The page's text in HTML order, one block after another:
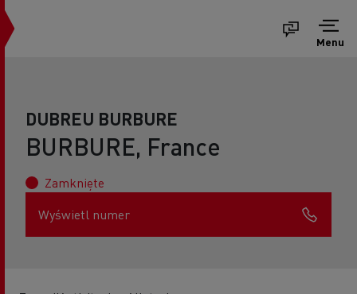
Menu
DUBREU BURBURE
BURBURE, France
Zamknięte
Wyświetl numer